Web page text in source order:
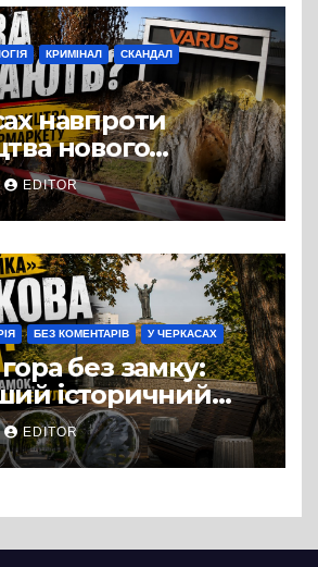
КРИМІНАЛ СКАНДАЛ
навпроти
нового
VARUS на
Перемоги всохли
це навряд чи
EDITOR
БЕЗ КОМЕНТАРІВ У ЧЕРКАСАХ
без замку:
історичний
EDITOR